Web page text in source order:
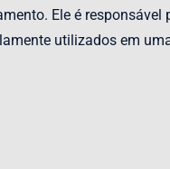
Ele é
utilizados em